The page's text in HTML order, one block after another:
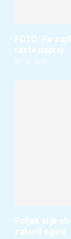
FOTO: Po
raste naprej
09. 08. 2026
Poljak si je
zakuril ogenj